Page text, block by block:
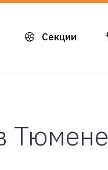
Секции
Тюмене